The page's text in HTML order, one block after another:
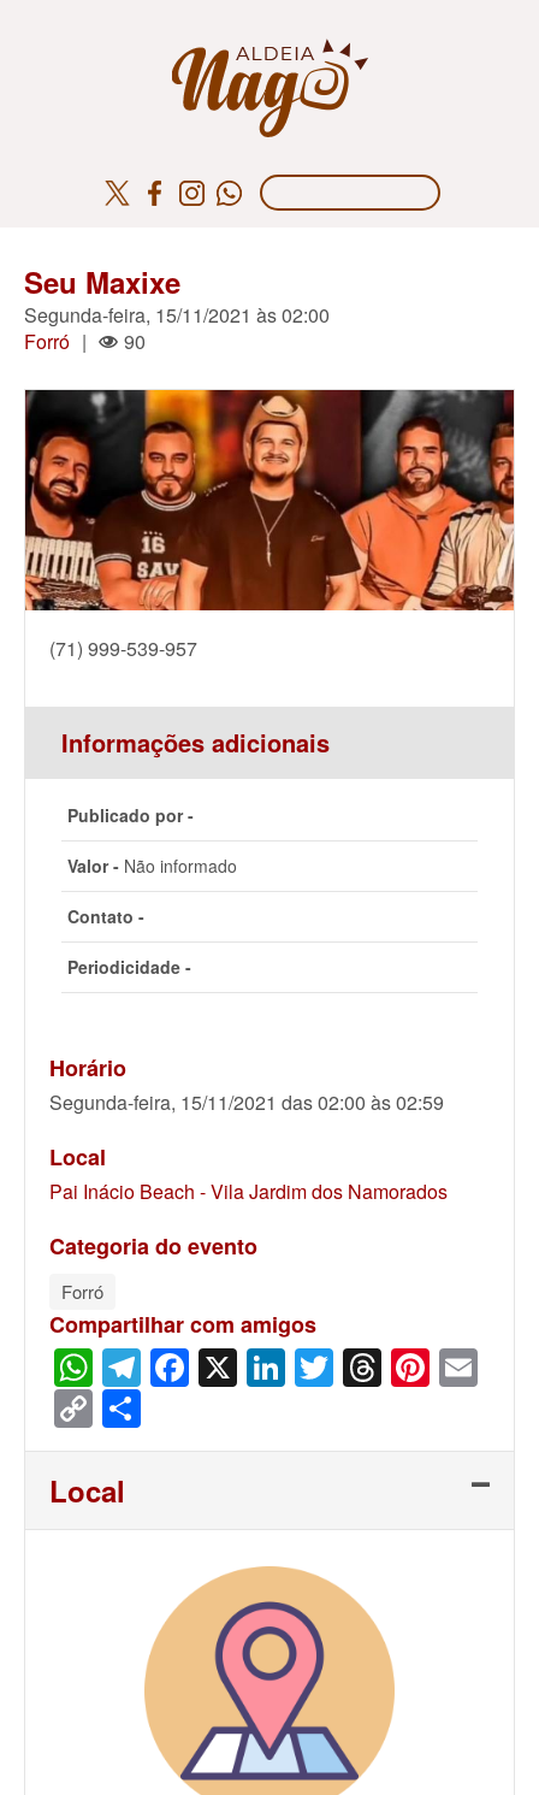
Seu Maxixe
Segunda-feira, 15/11/2021 às 02:00
Forró | 90
(71) 999-539-957
Informações adicionais
Publicado por -
Valor - Não informado
Contato -
Periodicidade -
Horário
Segunda-feira, 15/11/2021 das 02:00 às 02:59
Local
Pai Inácio Beach - Vila Jardim dos Namorados
Categoria do evento
Forró
Compartilhar com amigos
WhatsApp
Telegram
Facebook
X LinkedIn
Twitter
Threads
Copy
Link
Local